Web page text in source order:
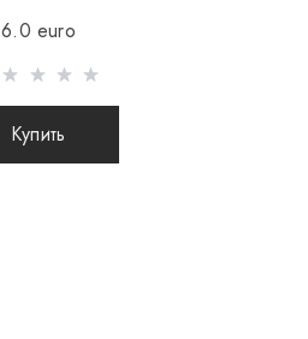
6.0 euro
Купить